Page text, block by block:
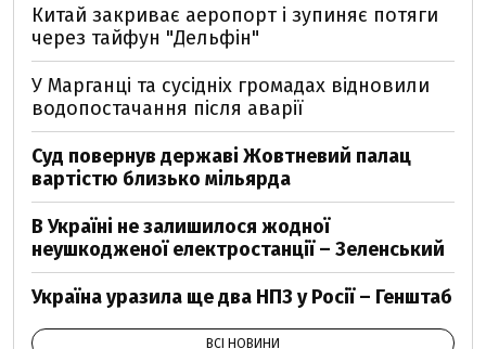
Китай закриває аеропорт і зупиняє потяги
через тайфун "Дельфін"
У Марганці та сусідніх громадах відновили
водопостачання після аварії
Суд повернув державі Жовтневий палац
вартістю близько мільярда
В Україні не залишилося жодної
неушкодженої електростанції – Зеленський
Україна уразила ще два НПЗ у Росії – Генштаб
ВСІ НОВИНИ